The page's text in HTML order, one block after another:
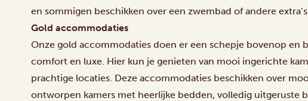
en sommigen beschikken over een zwembad of andere
Gold accommodaties
Onze gold accommodaties doen er een schepje bovenop en
comfort en luxe. Hier kun je genieten van mooi ingerichte
prachtige locaties. Deze accommodaties beschikken over
ontworpen kamers met heerlijke bedden, volledig uitgeruste